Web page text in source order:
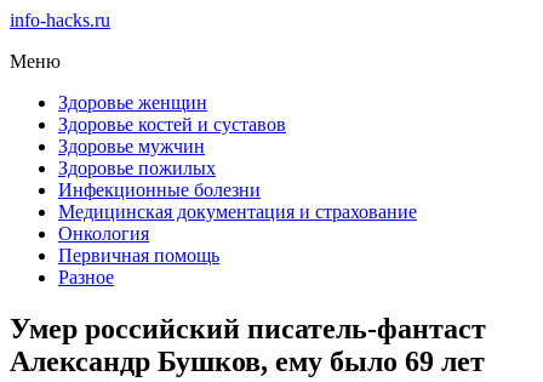
info-hacks.ru
Меню
Здоровье женщин
Здоровье костей и суставов
Здоровье мужчин
Здоровье пожилых
Инфекционные болезни
Медицинская документация и страхование
Онкология
Первичная помощь
Разное
Умер российский писатель-фантаст
Александр Бушков, ему было 69 лет